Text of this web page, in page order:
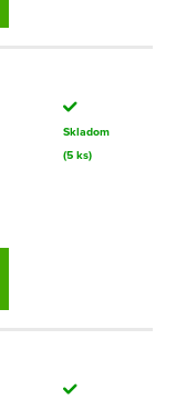
Skladom
(5 ks)